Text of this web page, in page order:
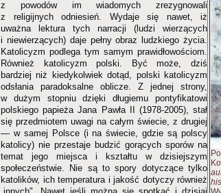
z powodów im wiadomych zrezygnowali
z religijnych odniesień. Wydaje się nawet, iż
uważna lektura tych narracji (ludzi wierzących
i niewierzących) daje pełny obraz ludzkiego życia.
Katolicyzm podlega tym samym prawidłowościom.
Również katolicyzm polski. Być może, dziś
bardziej niż kiedykolwiek dotąd, polski katolicyzm
odsłania paradoksalne oblicze. Z jednej strony,
w dużym stopniu dzięki długiemu pontyfikatowi
polskiego papieża Jana Pawła II (1978-2005), stał
się przedmiotem uwagi na całym świecie, z drugiej
— w samej Polsce (i na świecie, gdzie są polscy
katolicy) nie przestaje budzić gorących sporów na
temat jego miejsca i kształtu w dzisiejszym
społeczeństwie. Nie są to spory dotyczące tylko
katolików, ich temperatura i jakość dotyczy również